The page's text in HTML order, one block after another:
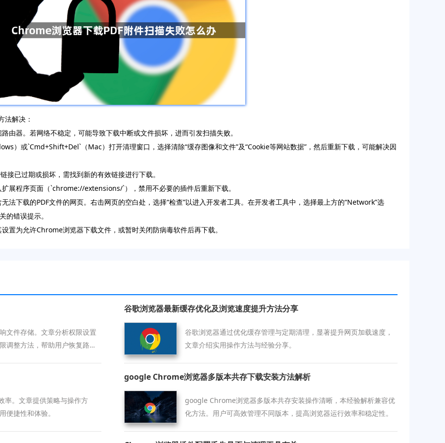
法解决：
由器。若网络不稳定，可能导致下载中断或文件损坏，进而引发扫描失败。
）或`Cmd+Shift+Del`（Mac）打开清理窗口，选择清除“缓存图像和文件”及“Cookie等网站数据”，然后重新下载，可能解决因
接已过期或损坏，需找到新的有效链接进行下载。
展程序页面（`chrome://extensions/`），禁用不必要的插件后重新下载。
法下载的PDF文件的网页。右击网页的空白处，选择“检查”以进入开发者工具。在开发者工具中，选择最上方的“Network”选
的错误提示。
置为允许Chrome浏览器下载文件，或暂时关闭防病毒软件后再下载。
文件存储。文章分析权限设置
调整方法，帮助用户恢复路径
谷歌浏览器最新缓存优化及浏览速度提升方法分享
谷歌浏览器通过优化缓存管理与定期清理，显著提升网页加载速度，
文章介绍实用操作方法与经验分享。
率。文章提供策略与操作方
便捷性和体验。
google Chrome浏览器多版本共存下载安装方法解析
google Chrome浏览器多版本共存安装操作清晰，本经验解析兼容优
化方法。用户可高效管理不同版本，提高浏览器运行效率和稳定性。